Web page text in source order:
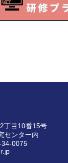
丁目10番15号
センター内
34-0075